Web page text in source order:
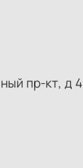
пр-кт, д 4